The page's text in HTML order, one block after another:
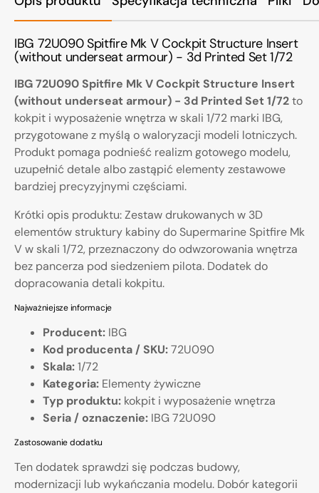
IBG 72U090 Spitfire Mk V Cockpit Structure Insert
(without underseat armour) - 3d Printed Set 1/72
IBG 72U090 Spitfire Mk V Cockpit Structure Insert
(without underseat armour) - 3d Printed Set 1/72to
kokpit i wyposażenie wnętrza w skali 1/72 marki IBG,
przygotowane z myślą o waloryzacji modeli lotniczych.
Produkt pomaga podnieść realizm gotowego modelu,
uzupełnić detale albo zastąpić elementy zestawowe
bardziej precyzyjnymi częściami.
Krótki opis produktu: Zestaw drukowanych w 3D
elementów struktury kabiny do Supermarine Spitfire Mk
V w skali 1/72, przeznaczony do odwzorowania wnętrza
bez pancerza pod siedzeniem pilota. Dodatek do
dopracowania detali kokpitu.
Najważniejsze informacje
Producent: IBG
Kod producenta / SKU:72U090
Skala:1/72
Kategoria: Elementy żywiczne
Typ produktu: kokpit i wyposażenie wnętrza
Seria / oznaczenie: IBG 72U090
Zastosowanie dodatku
Ten dodatek sprawdzi się podczas budowy,
modernizacji lub wykańczania modelu. Dobór kategorii